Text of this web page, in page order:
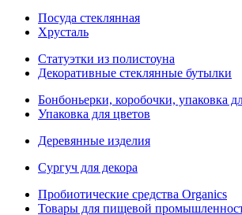
Посуда стеклянная
Хрусталь
Статуэтки из полистоуна
Декоративные стеклянные бутылки
Бонбоньерки, коробочки, упаковка
Упаковка для цветов
Деревянные изделия
Сургуч для декора
Пробиотические средства Organics
Товары для пищевой